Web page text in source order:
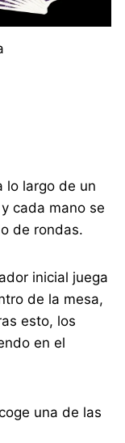
lo largo de un
cada mano se
de rondas.
inicial juega
de la mesa,
esto, los
en el
una de las